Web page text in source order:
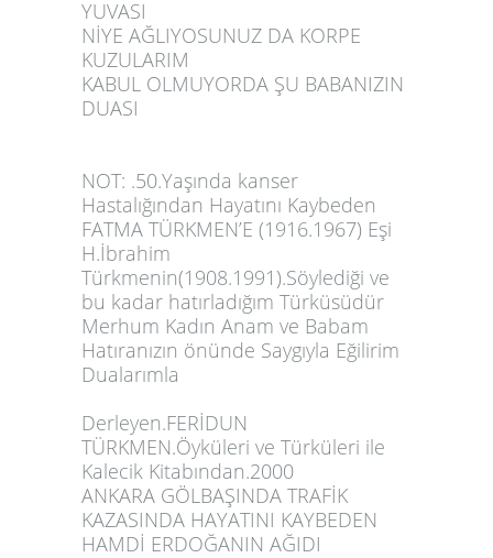
YUVASI
NİYE AĞLIYOSUNUZ DA KORPE
KUZULARIM
KABUL OLMUYORDA ŞU BABANIZIN
DUASI
NOT: .50.Yaşında kanser
Hastalığından Hayatını Kaybeden
FATMA TÜRKMEN’E (1916.1967) Eşi
H.İbrahim
Türkmenin(1908.1991).Söylediği ve
bu kadar hatırladığım Türküsüdür
Merhum Kadın Anam ve Babam
Hatıranızın önünde Saygıyla Eğilirim
Dualarımla
Derleyen.FERİDUN
TÜRKMEN.Öyküleri ve Türküleri ile
Kalecik Kitabından.2000
ANKARA GÖLBAŞINDA TRAFİK
KAZASINDA HAYATINI KAYBEDEN
HAMDİ ERDOĞANIN AĞIDI